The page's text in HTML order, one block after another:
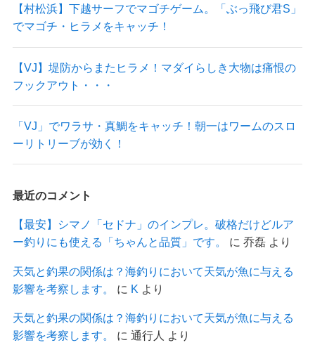
【村松浜】下越サーフでマゴチゲーム。「ぶっ飛び君S」
でマゴチ・ヒラメをキャッチ！
【VJ】堤防からまたヒラメ！マダイらしき大物は痛恨の
フックアウト・・・
「VJ」でワラサ・真鯛をキャッチ！朝一はワームのスロ
ーリトリーブが効く！
最近のコメント
【最安】シマノ「セドナ」のインプレ。破格だけどルア
ー釣りにも使える「ちゃんと品質」です。
に 乔磊より
天気と釣果の関係は？海釣りにおいて天気が魚に与える
影響を考察します。
に K より
天気と釣果の関係は？海釣りにおいて天気が魚に与える
影響を考察します。
に 通行人 より